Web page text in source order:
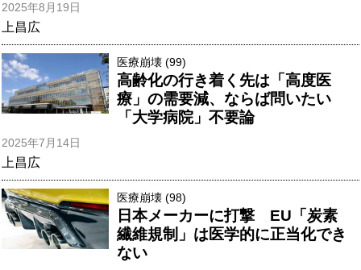
2025年8月19日
上昌広
医療崩壊 (99)
高齢化の行き着く先は「高度医
療」の需要減、ならば問いたい
「大学病院」不要論
2025年7月14日
上昌広
医療崩壊 (98)
日本メーカーに打撃 EU「炭素
繊維規制」は医学的に正当化でき
ない